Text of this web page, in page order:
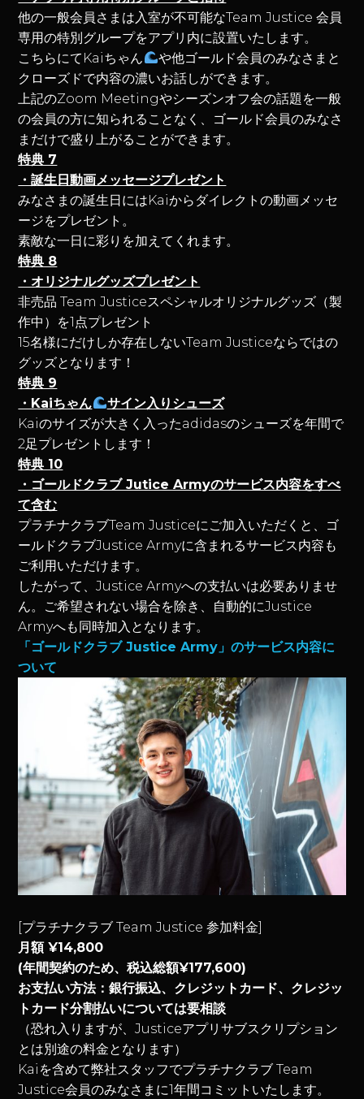
他の一般会員さまは入室が不可能なTeam Justice 会員
専用の特別グループをアプリ内に設置いたします。
こちらにてKaiちゃん
や他ゴールド会員のみなさまと
クローズドで内容の濃いお話しができます。
上記のZoom Meetingやシーズンオフ会の話題を一般
の会員の方に知られることなく、ゴールド会員のみなさ
まだけで盛り上がることができます。
特典 7
・誕生日動画メッセージプレゼント
みなさまの誕生日にはKaiからダイレクトの動画メッセ
ージをプレゼント。
素敵な一日に彩りを加えてくれます。
特典 8
・オリジナルグッズプレゼント
非売品 Team Justiceスペシャルオリジナルグッズ（製
作中）を1点プレゼント
15名様にだけしか存在しないTeam Justiceならではの
グッズとなります！
特典 9
・Kaiちゃん
サイン入りシューズ
Kaiのサイズが大きく入ったadidasのシューズを年間で
2足プレゼントします！
特典 10
・ゴールドクラブ Jutice Armyのサービス内容をすべ
て含む
プラチナクラブTeam Justiceにご加入いただくと、ゴ
ールドクラブJustice Armyに含まれるサービス内容も
ご利用いただけます。
したがって、Justice Armyへの支払いは必要ありませ
ん。ご希望されない場合を除き、自動的にJustice
Armyへも同時加入となります。
「ゴールドクラブ Justice Army」のサービス内容に
ついて
[プラチナクラブ Team Justice 参加料金]
月額 ¥14,800
(年間契約のため、税込総額¥177,600)
お支払い方法：銀行振込、クレジットカード、クレジッ
トカード分割払いについては要相談
（恐れ入りますが、Justiceアプリサブスクリプション
とは別途の料金となります）
Kaiを含めて弊社スタッフでプラチナクラブ Team
Justice会員のみなさまに1年間コミットいたします。